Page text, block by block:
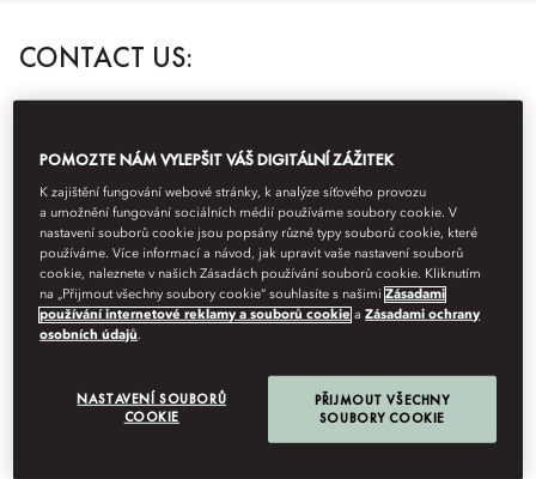
CONTACT US:
Please complete the form with your request for spa treatment and
we will contact you to confirm availability.
) required field
Title
POMOZTE NÁM VYLEPŠIT VÁŠ DIGITÁLNÍ ZÁŽITEK
K zajištění fungování webové stránky, k analýze síťového provozu
a umožnění fungování sociálních médií používáme soubory cookie. V
nastavení souborů cookie jsou popsány různé typy souborů cookie, které
používáme. Více informací a návod, jak upravit vaše nastavení souborů
cookie, naleznete v našich Zásadách používání souborů cookie. Kliknutím
na „Přijmout všechny soubory cookie“ souhlasíte s našimiZásadami
používání internetové reklamy a souborů cookie aZásadami ochrany
osobních údajů.
NASTAVENÍ SOUBORŮ
COOKIE
PŘIJMOUT VŠECHNY
SOUBORY COOKIE